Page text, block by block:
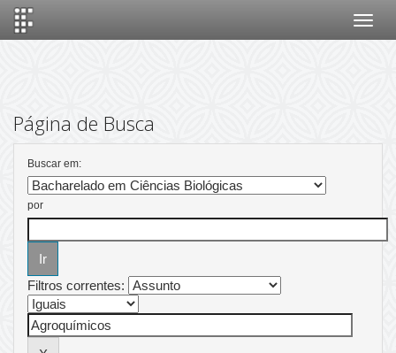
Página de Busca
Buscar em:
por
Filtros correntes: